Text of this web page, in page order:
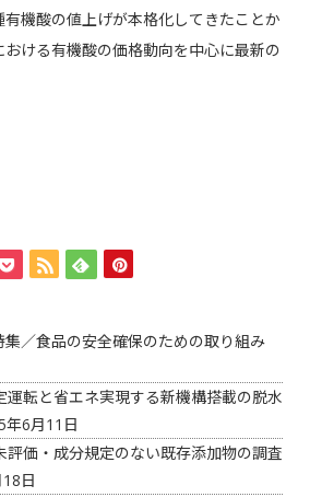
機酸の値上げが本格化してきたことか
ける有機酸の価格動向を中心に最新の
集／食品の安全確保のための取り組み
運転と省エネ実現する新機構搭載の脱水
年6月11日
価・成分規定のない既存添加物の調査
日